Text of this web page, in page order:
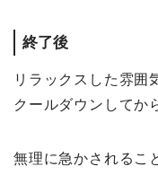
終了後
リラックスした雰囲
クールダウンしてか
無理に急かされるこ